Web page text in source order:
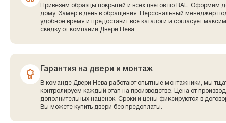
Привезем образцы покрытий и всех цветов по RAL. Оформим
дому. Замер в день в обращения. Персональный менеджер
удобное время и предоставит все каталоги и согласует
скидку от компании Двери Нева
Гарантия на двери и монтаж
В команде Двери Нева работают опытные монтажники, мы
контролируем каждый этап на производстве. Цена от
дополнительных наценок. Сроки и цены фиксируются в
Вы можете купить двери без предоплаты.